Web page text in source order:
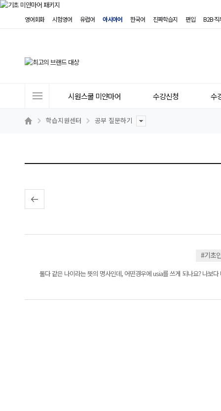
영어회화 시험영어 유럽어 아시아어 한국어 진짜학습지 편입 B2B·
트
시원스쿨 미얀마어 수강신청 수
학습지원센터 공부 질문하기
#기초
둘다 같은 나이라는 뜻의 명사인데, 어떤경우에 usia를 쓰게 되나요? 나보